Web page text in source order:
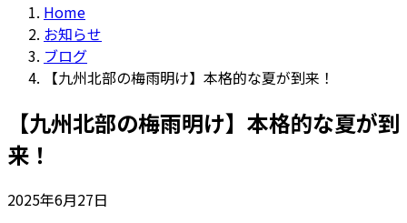
Home
お知らせ
ブログ
【九州北部の梅雨明け】本格的な夏が到来！
【九州北部の梅雨明け】本格的な夏が到
来！
2025年6月27日